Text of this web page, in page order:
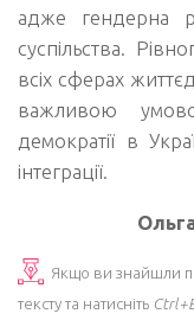
адже гендерна
суспільства.
всіх сферах
важливою
демократії в
інтеграції.
Якщо ви знайшли
тексту та натисніть